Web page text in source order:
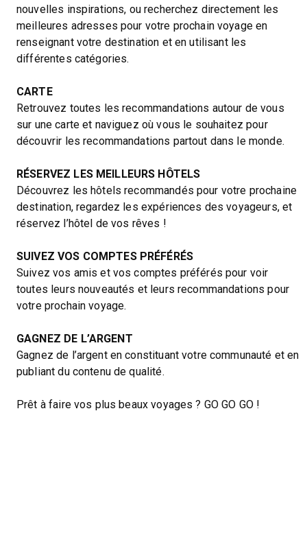
nouvelles inspirations, ou recherchez directement les
meilleures adresses pour votre prochain voyage en
renseignant votre destination et en utilisant les
différentes catégories.
CARTE
Retrouvez toutes les recommandations autour de vous
sur une carte et naviguez où vous le souhaitez pour
découvrir les recommandations partout dans le monde.
RÉSERVEZ LES MEILLEURS HÔTELS
Découvrez les hôtels recommandés pour votre prochaine
destination, regardez les expériences des voyageurs, et
réservez l’hôtel de vos rêves !
SUIVEZ VOS COMPTES PRÉFÉRÉS
Suivez vos amis et vos comptes préférés pour voir
toutes leurs nouveautés et leurs recommandations pour
votre prochain voyage.
GAGNEZ DE L’ARGENT
Gagnez de l’argent en constituant votre communauté et en
publiant du contenu de qualité.
Prêt à faire vos plus beaux voyages ? GO GO GO !